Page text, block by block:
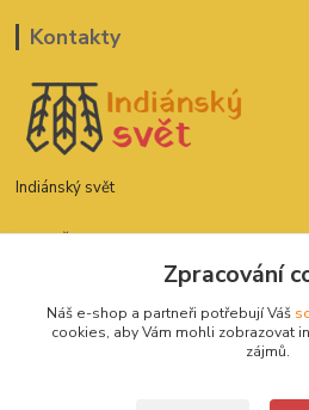
Kontakty
Indiánský svět
David Štefan
indianskysvet@email.cz
Zpracování
Náš e-shop a partneři potřebují Váš
cookies, aby Vám mohli zobrazovat
zájmů.